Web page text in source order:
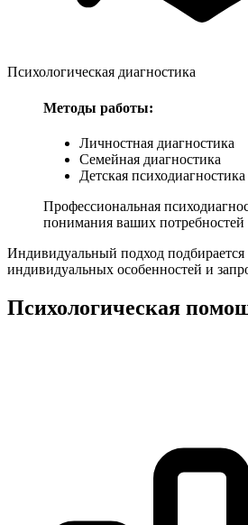
Психологическая диагностика
Методы работы:
Личностная диагностика
Семейная диагностика
Детская психодиагностика
Профессиональная
понимания ваших потребностей
Индивидуальный подход подбирается
индивидуальных особенностей и
Психологическая